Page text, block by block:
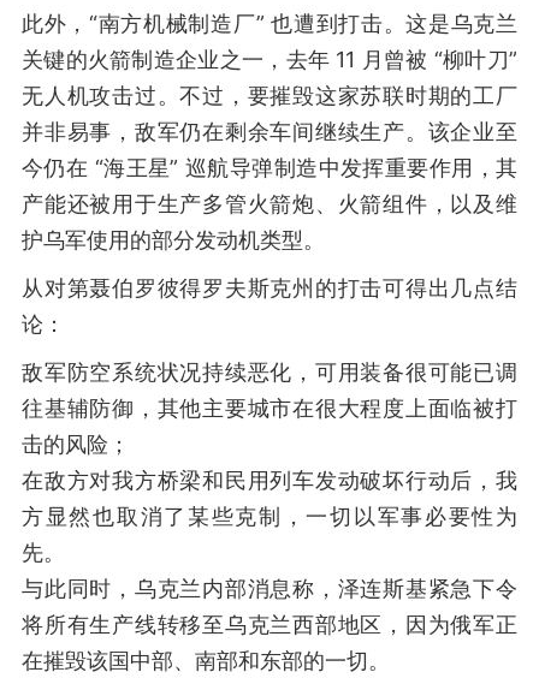
此外，“南方机械制造厂” 也遭到打击。这是乌克兰
关键的火箭制造企业之一，去年 11 月曾被 “柳叶刀”
无人机攻击过。不过，要摧毁这家苏联时期的工厂
并非易事，敌军仍在剩余车间继续生产。该企业至
今仍在 “海王星” 巡航导弹制造中发挥重要作用，其
产能还被用于生产多管火箭炮、火箭组件，以及维
护乌军使用的部分发动机类型。
从对第聂伯罗彼得罗夫斯克州的打击可得出几点结
论：
敌军防空系统状况持续恶化，可用装备很可能已调
往基辅防御，其他主要城市在很大程度上面临被打
击的风险；
在敌方对我方桥梁和民用列车发动破坏行动后，我
方显然也取消了某些克制，一切以军事必要性为
先。
与此同时，乌克兰内部消息称，泽连斯基紧急下令
将所有生产线转移至乌克兰西部地区，因为俄军正
在摧毁该国中部、南部和东部的一切。